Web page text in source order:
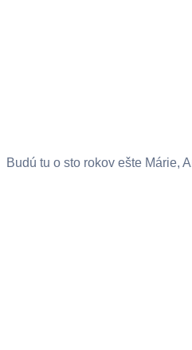
Budú tu o sto rokov ešte Márie,